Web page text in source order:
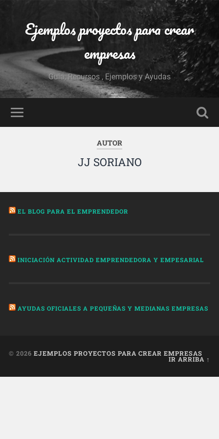
Ejemplos proyectos para crear
empresas
Guía, Recursos , Ejemplos y Ayudas
AUTOR
JJ SORIANO
EL BLOG PARA EL EMPRENDEDOR
INICIACIÓN ACTIVIDAD EMPRENDEDORA Y EMPESARIAL
AYUDAS OFICIALES A PEQUEÑAS Y MEDIANAS EMPRESAS
© 2026 EJEMPLOS PROYECTOS PARA CREAR EMPRESAS
IR ARRIBA ↑